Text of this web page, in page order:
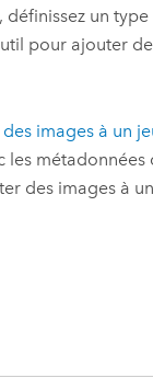
un type
pour ajouter
images à un
les métadonnées
des images à